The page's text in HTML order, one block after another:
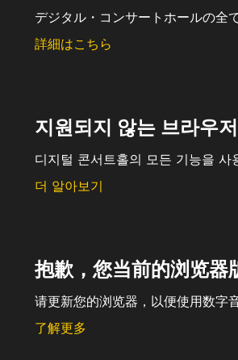
デジタル・コンサートホールの全
詳細はこちら
지원되지 않는 브라우
디지털 콘서트홀의 모든 기능을
더 알아보기
抱歉，您当前的浏览器
请更新您的浏览器，以便使用数字
了解更多